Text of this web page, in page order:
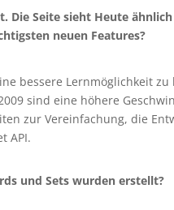
Die Seite sieht Heute
neuen Features?
bessere Lernmöglichkeit
sind eine höhere
zur Vereinfachung, die
API.
und Sets wurden erstellt?